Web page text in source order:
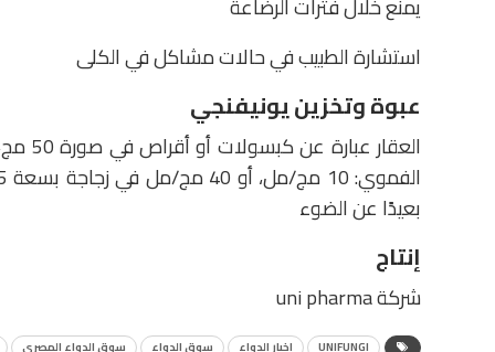
استشارة الطبيب في حالات مشاكل في الكلى
عبوة وتخزين يونيفنجي
بعيدًا عن الضوء
إنتاج
شركة uni pharma
UNIFUNGI اخبار الدواء سوق الدواء سوق الدواء المصرى